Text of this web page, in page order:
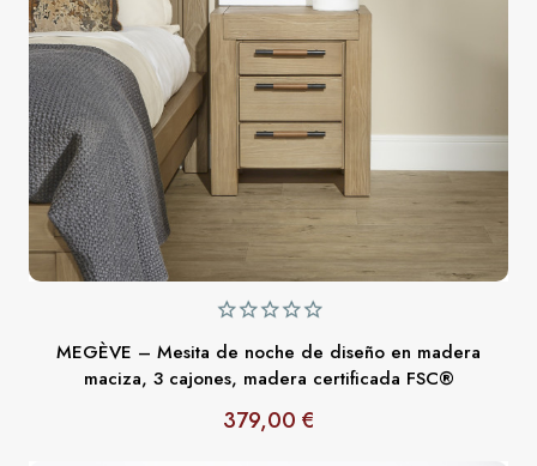
MEGÈVE – Mesita de noche de diseño en madera
maciza, 3 cajones, madera certificada FSC®
Precio
379,00 €